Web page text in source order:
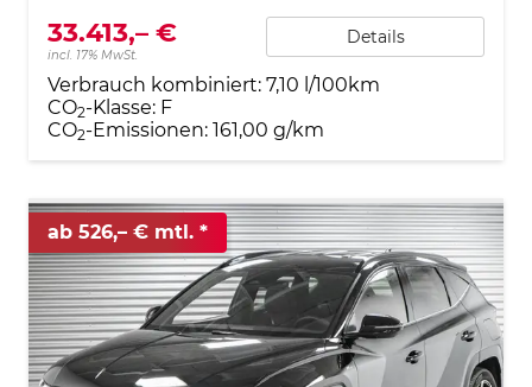
33.413,– €
incl. 17% MwSt.
Details
Verbrauch kombiniert: 7,10 l/100km
CO2-Klasse: F
CO2-Emissionen: 161,00 g/km
ab 526,– € mtl.